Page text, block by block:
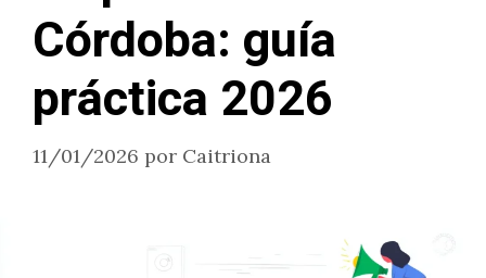
Córdoba: guía
práctica 2026
11/01/2026 por Caitriona